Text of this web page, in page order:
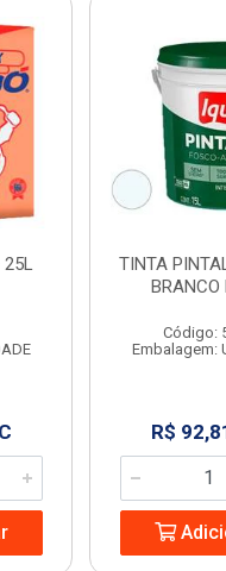
25L
TINTA
BRANCO
Código:
Embalagem:
R$